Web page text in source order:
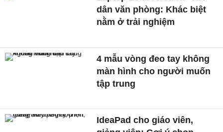
dân văn phòng: Khác biệt
nằm ở trải nghiệm
4 mẫu vòng đeo tay không
màn hình cho người muốn
tập trung
IdeaPad cho giáo viên,